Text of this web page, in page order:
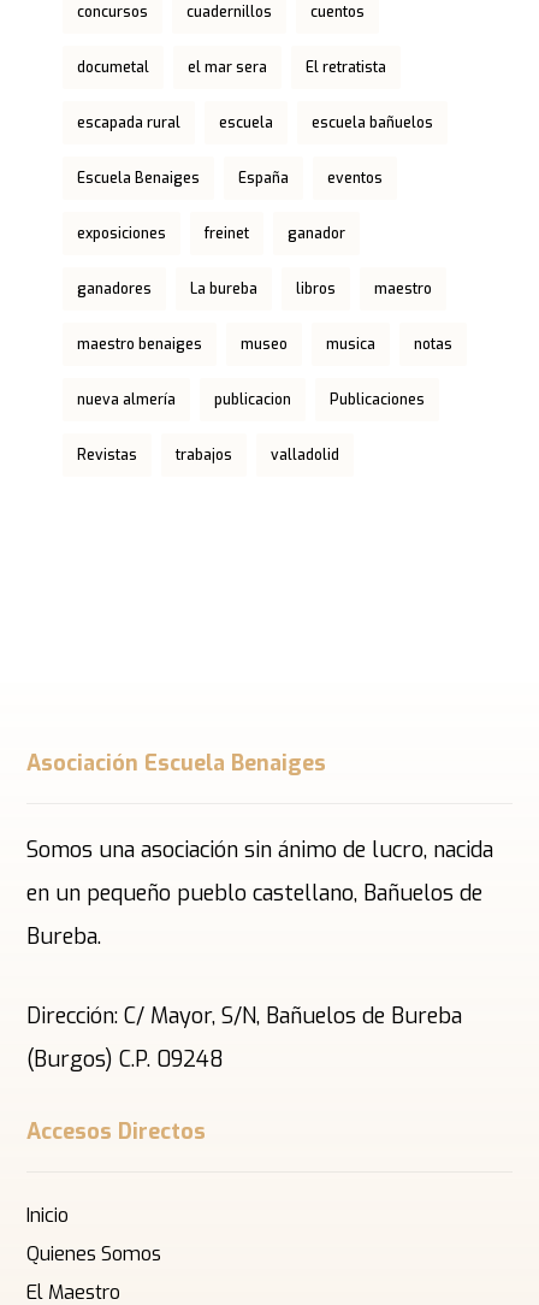
concursos cuadernillos cuentos
documetal el mar sera El retratista
escapada rural escuela escuela bañuelos
Escuela Benaiges España eventos
exposiciones freinet ganador
ganadores La bureba libros maestro
maestro benaiges museo musica notas
nueva almería publicacion Publicaciones
Revistas trabajos valladolid
Asociación Escuela Benaiges
Somos una asociación sin ánimo de lucro, nacida
en un pequeño pueblo castellano, Bañuelos de
Bureba.
Dirección: C/ Mayor, S/N, Bañuelos de Bureba
(Burgos) C.P. 09248
Accesos Directos
Inicio
Quienes Somos
El Maestro